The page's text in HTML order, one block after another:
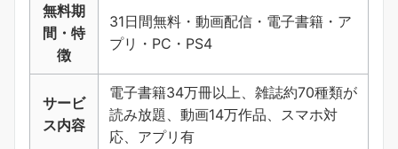
無料期
間・特
徴
31日間無料・動画配信・電子書籍・ア
プリ・PC・PS4
サービ
ス内容
電子書籍34万冊以上、雑誌約70種類が
読み放題、動画14万作品、スマホ対
応、アプリ有